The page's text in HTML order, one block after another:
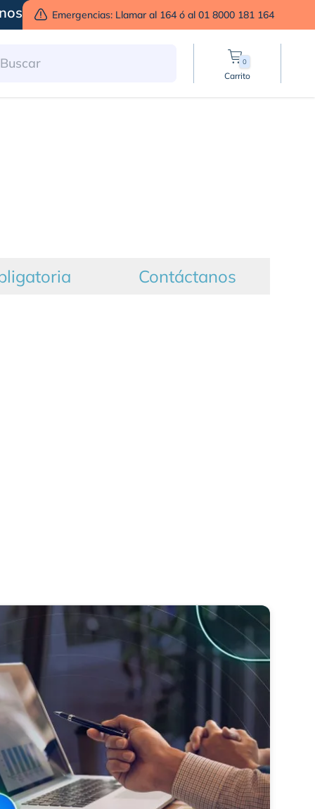
Emergencias: Llamar al 164 ó al 01 8000 181 164
0
Carrito
Contáctanos